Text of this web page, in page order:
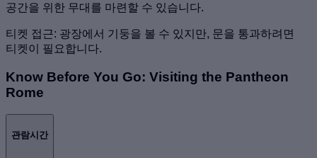
공간을 위한 무대를 마련할 수 있습니다.
티켓 접근: 광장에서 기둥을 볼 수 있지만, 문을 통과하려면
티켓이 필요합니다.
Know Before You Go: Visiting the Pantheon
Rome
관람시간